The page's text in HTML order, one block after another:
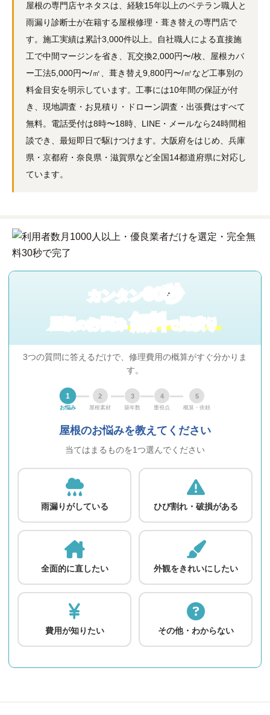
屋根の専門店ヤネタスは、経験15年以上のベテラン職人と
雨漏り診断士が在籍する屋根修理・葺き替えの専門店で
す。施工実績は累計3,000件以上。自社職人による直接施
工で中間マージンを省き、瓦交換2,000円〜/枚、屋根カバ
ー工法5,000円〜/㎡、葺き替え9,800円〜/㎡など工事別の
料金目安を明示しています。工事には10年間の保証が付
き、現地調査・お見積り・ドローン調査・出張費はすべて
無料。電話受付は8時〜18時、LINE・メールなら24時間相
談でき、最短即日で駆けつけます。大阪府をはじめ、兵庫
県・京都府・奈良県・滋賀県など全国14都道府県に対応し
ています。
カンタン60秒
屋根 の お悩み無料で見積り
3つの質問に答えるだけで、修理費用の概算がすぐ分かりま
す。
1
お悩み
2
屋根素材
3
築年数
4
重視点
5
概算・依頼
屋根のお悩みを教えてください
当てはまるものを1つ選んでください
雨漏りがしている ひび割れ・破損がある
全面的に直したい 外観をきれいにしたい
費用が知りたい その他・わからない